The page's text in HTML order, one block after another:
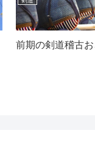
前期の剣道稽古